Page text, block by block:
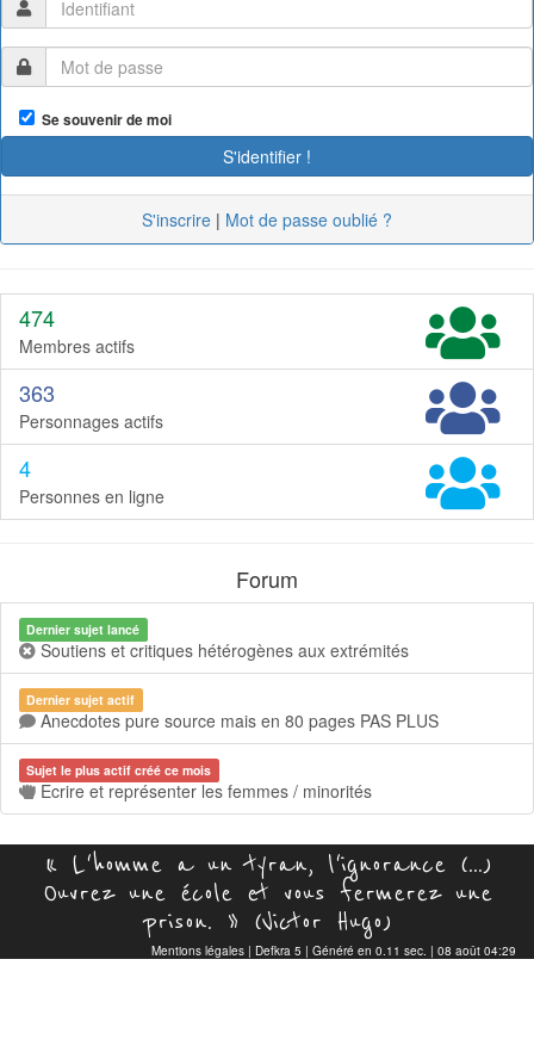
Se souvenir de moi
S'inscrire | Mot de passe oublié ?
474
Membres actifs
363
Personnages actifs
4
Personnes en ligne
Forum
Dernier sujet lancé
Soutiens et critiques hétérogènes aux extrémités
Dernier sujet actif
Anecdotes pure source mais en 80 pages PAS PLUS
Sujet le plus actif créé ce mois
Ecrire et représenter les femmes / minorités
« L'homme a un tyran, l'ignorance (...)
Ouvrez une école et vous fermerez une
prison. » (Victor Hugo)
Mentions légales | Defkra 5 | Généré en 0.11 sec. | 08 août 04:29